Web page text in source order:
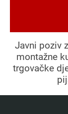
Javni poziv
montažne
trgovačke